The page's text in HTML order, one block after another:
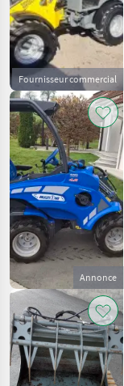
Fournisseur commercial
Annonce